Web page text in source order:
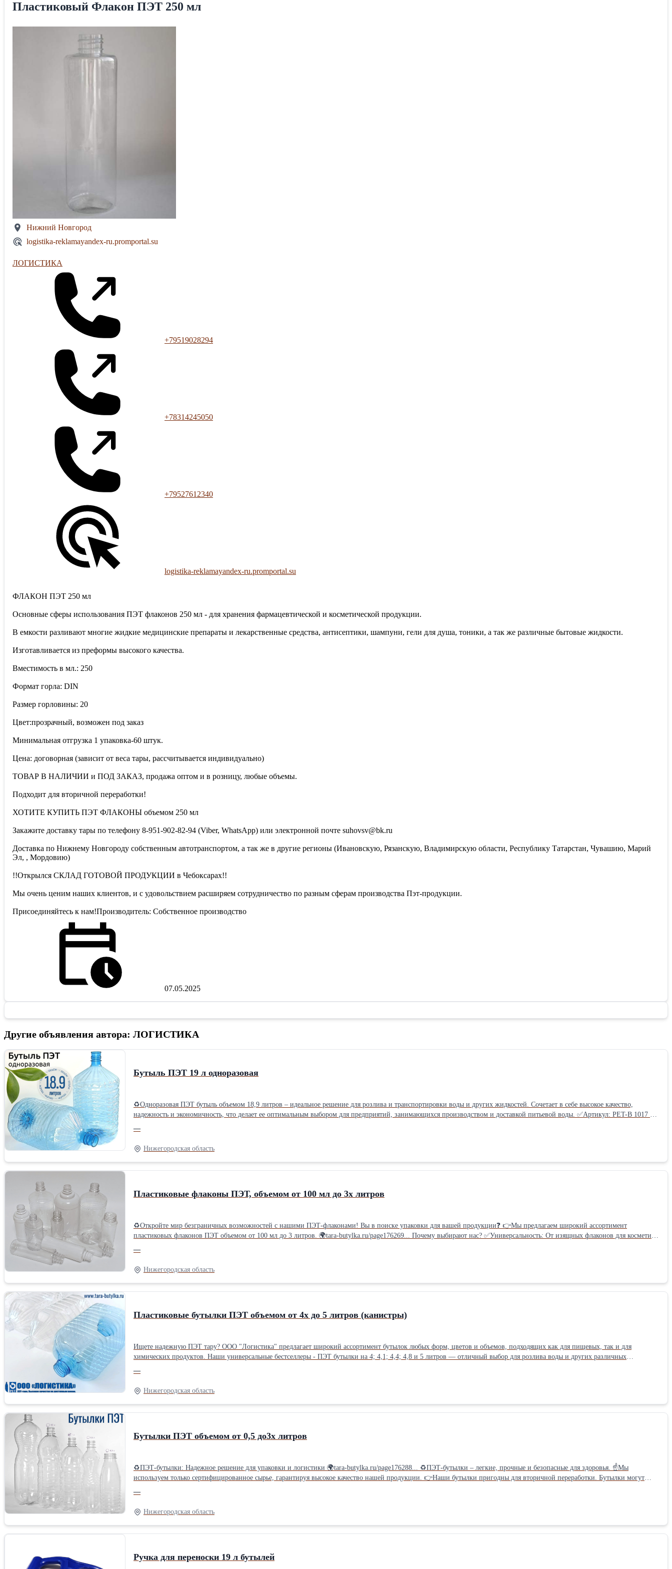
Пластиковый Флакон ПЭТ 250 мл
Нижний Новгород
logistika-reklamayandex-ru.promportal.su
ЛОГИСТИКА
+79519028294
+78314245050
+79527612340
logistika-reklamayandex-ru.promportal.su
ФЛАКОН ПЭТ 250 мл
Основные сферы использования ПЭТ флаконов 250 мл - для хранения фармацевтической и косметической продукции.
В емкости разливают многие жидкие медицинские препараты и лекарственные средства, антисептики, шампуни, гели для душа, тоники, а так же различные бытовые жидкости.
Изготавливается из преформы высокого качества.
Вместимость в мл.: 250
Формат горла: DIN
Размер горловины: 20
Цвет:прозрачный, возможен под заказ
Минимальная отгрузка 1 упаковка-60 штук.
Цена: договорная (зависит от веса тары, рассчитывается индивидуально)
ТОВАР В НАЛИЧИИ и ПОД ЗАКАЗ, продажа оптом и в розницу, любые объемы.
Подходит для вторичной переработки!
ХОТИТЕ КУПИТЬ ПЭТ ФЛАКОНЫ объемом 250 мл
Закажите доставку тары по телефону 8-951-902-82-94 (Viber, WhatsApp) или электронной почте suhovsv@bk.ru
Доставка по Нижнему Новгороду собственным автотранспортом, а так же в другие регионы (Ивановскую, Рязанскую, Владимирскую области, Республику Татарстан, Чувашию, Марий
Эл, , Мордовию)
!!Открылся СКЛАД ГОТОВОЙ ПРОДУКЦИИ в Чебоксарах!!
Мы очень ценим наших клиентов, и с удовольствием расширяем сотрудничество по разным сферам производства Пэт-продукции.
Присоединяйтесь к нам!Производитель: Собственное производство
07.05.2025
Другие объявления автора: ЛОГИСТИКА
Бутыль ПЭТ 19 л одноразовая
♻Одноразовая ПЭТ бутыль объемом 18,9 литров – идеальное решение для розлива и транспортировки воды и других жидкостей. Сочетает в себе высокое качество,
надежность и экономичность, что делает ее оптимальным выбором для предприятий, занимающихся производством и доставкой питьевой воды. ✅Артикул: PET-B 1017 🌍
зависит от объема заказа). ✔Минимальная отгрузка 1 упаковка - 3 шт. ✔Цена: договорная (зависит от веса тары, рассчитывается индивидуально) ✔Изготавливается из
первичной преформы высокого качества. ✔Подходит для вторичной переработки! Уникальный дизайн бутылки, позволяет производить легкую и прочную тару по более
низкой цене, предназначенную для хранения и перевозки питьевой жидкости, установки в кулеры.
—
Нижегородская область
Пластиковые флаконы ПЭТ, объемом от 100 мл до 3х литров
♻Откройте мир безграничных возможностей с нашими ПЭТ-флаконами! Вы в поиске упаковки для вашей продукции❓ 👉Мы предлагаем широкий ассортимент
пластиковых флаконов ПЭТ объемом от 100 мл до 3 литров. 🌍tara-butylka.ru/page176269... Почему выбирают нас? ✅Универсальность: От изящных флаконов для косметики
гарантирующего прочность и безопасность. ✅Индивидуальный подход: Нужен уникальный дизайн? Мы готовы помочь вам в этом! ✅Экологичность: ПЭТ – это
перерабатываемый материал, что делает наши флаконы ответственным выбором для заботы об окружающей среде.
—
Нижегородская область
Пластиковые бутылки ПЭТ объемом от 4х до 5 литров (канистры)
Ищете надежную ПЭТ тару? ООО "Логистика" предлагает широкий ассортимент бутылок любых форм, цветов и объемов, подходящих как для пищевых, так и для
химических продуктов. Наши универсальные бестселлеры - ПЭТ бутылки на 4; 4,1; 4,4; 4,8 и 5 литров — отличный выбор для розлива воды и других различных
—
Нижегородская область
Бутылки ПЭТ объемом от 0,5 до3х литров
♻ПЭТ-бутылки: Надежное решение для упаковки и логистики 🌍tara-butylka.ru/page176288... ♻ПЭТ-бутылки – легкие, прочные и безопасные для здоровья. ☝Мы
используем только сертифицированное сырье, гарантируя высокое качество нашей продукции. 👉Наши бутылки пригодны для вторичной переработки. Бутылки могут
Идеально подходят для розлива: молока, меда, питьевой воды, бытовой химии, растительного масла, соков, косметики, соусов. ♻Пластиковые бутылки ПЭТ – это удобство
на линиях розлива, экономия на транспортировке и полное отсутствие риска боя. Надежно защищают жидкости при хранении и перевозке. ☝Продажи оптом и в розницу,
любые объемы.
—
Нижегородская область
Ручка для переноски 19 л бутылей